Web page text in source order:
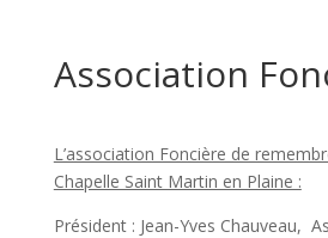
Association
L’association Foncière de
Chapelle Saint Martin en Plaine :
Président : Jean-Yves Chauveau,